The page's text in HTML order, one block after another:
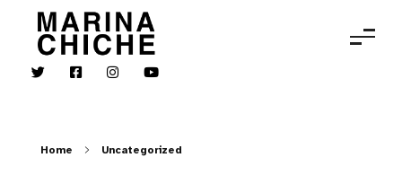
Violon
Home Uncategorized